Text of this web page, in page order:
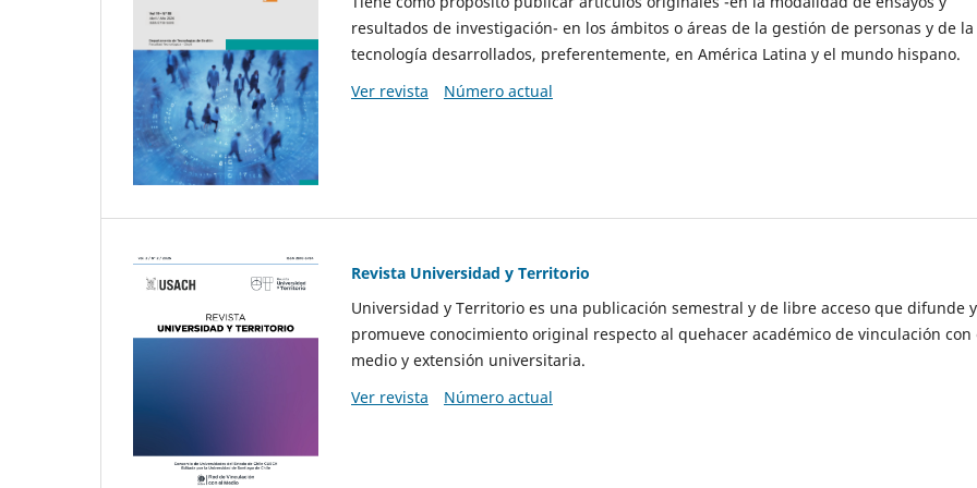
resultados de investigación- en los ámbitos o áreas de la gestión de personas y de la
tecnología desarrollados, preferentemente, en América Latina y el mundo hispano.
Ver revista
Número actual
Revista Universidad y Territorio
Universidad y Territorio es una publicación semestral y de libre acceso que difunde y
promueve conocimiento original respecto al quehacer académico de vinculación con
medio y extensión universitaria.
Ver revista
Número actual